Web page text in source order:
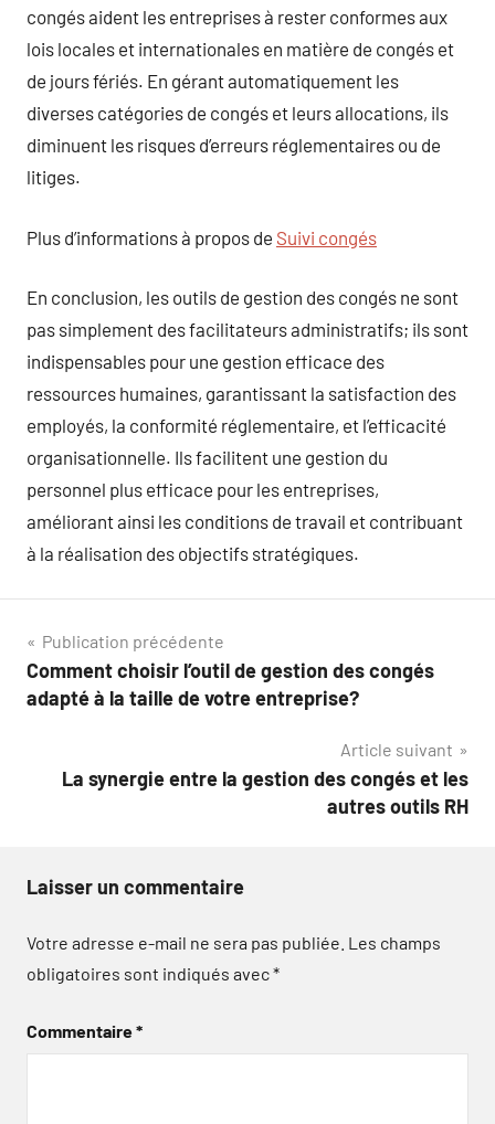
congés aident les entreprises à rester conformes aux
lois locales et internationales en matière de congés et
de jours fériés. En gérant automatiquement les
diverses catégories de congés et leurs allocations, ils
diminuent les risques d’erreurs réglementaires ou de
litiges.
Plus d’informations à propos de Suivi congés
En conclusion, les outils de gestion des congés ne sont
pas simplement des facilitateurs administratifs; ils sont
indispensables pour une gestion efficace des
ressources humaines, garantissant la satisfaction des
employés, la conformité réglementaire, et l’efficacité
organisationnelle. Ils facilitent une gestion du
personnel plus efficace pour les entreprises,
améliorant ainsi les conditions de travail et contribuant
à la réalisation des objectifs stratégiques.
Navigation
de
Publication précédente
Comment choisir l’outil de gestion des congés
adapté à la taille de votre entreprise?
Article suivant
La synergie entre la gestion des congés et les
autres outils RH
Laisser un commentaire
Votre adresse e-mail ne sera pas publiée. Les champs
obligatoires sont indiqués avec*
Commentaire*